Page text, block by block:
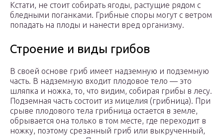
Кстати, не стоит собирать ягоды, растущие рядом с
бледными поганками. Грибные споры могут с ветром
попадать на плоды и нанести вред организму.
Строение и виды грибов
В своей основе гриб имеет надземную и подземную
часть. В надземную входит плодовое тело — это
шляпка и ножка, то, что видим, собирая грибы в лесу.
Подземная часть состоит из мицелия (грибница). При
срыве плодового тела грибница остается в земле,
обрывается она только в том месте, где переходит в
ножку, поэтому срезанный гриб или выкрученный,